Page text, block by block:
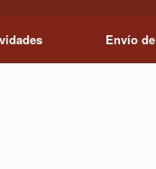
Envío